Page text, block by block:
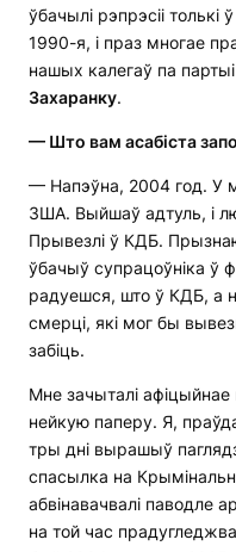
ўбачылі рэпрэсіі
1990-я, і праз многае
нашых калегаў па партыі
Захаранку.
— Што вам асабіста
— Напэўна, 2004 год. У
ЗША. Выйшаў адтуль, і
Прывезлі ў КДБ.
ўбачыў супрацоўніка ў
радуешся, што ў КДБ, а
смерці, які мог бы
забіць.
Мне зачыталі
нейкую паперу. Я,
тры дні вырашыў
спасылка на
абвінавачвалі паводле
на той час